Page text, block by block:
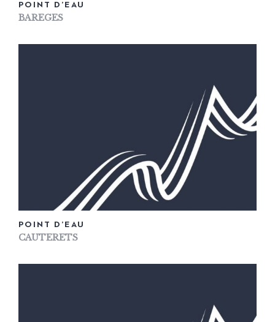
POINT D’EAU
BAREGES
POINT D’EAU
CAUTERETS